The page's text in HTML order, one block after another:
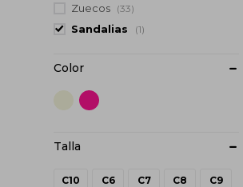
Zuecos (33)
Sandalias (1)
C10 C6 C7 C8 C9
Color